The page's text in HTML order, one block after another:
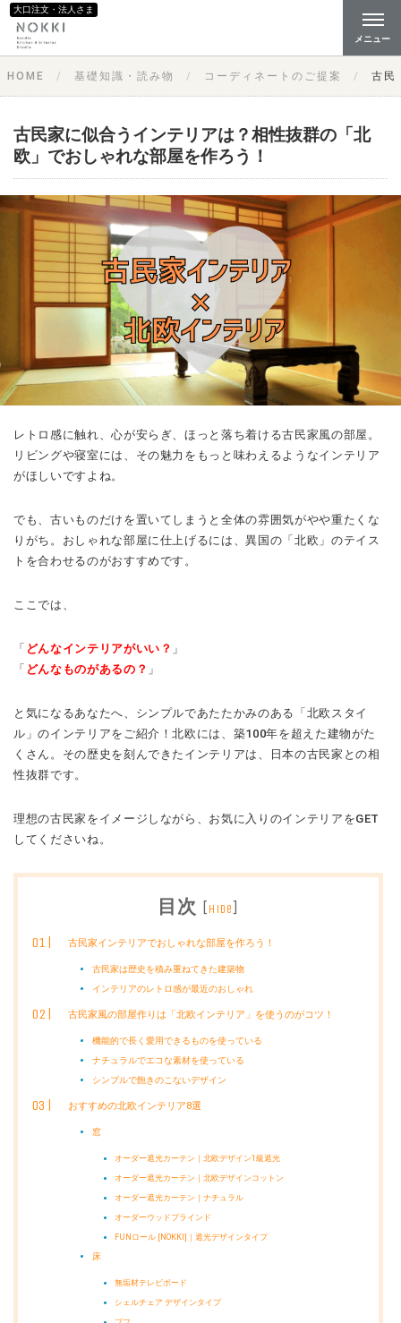
大口注文・法人さま
メニュー
HOME 基礎知識・読み物 コーディネートのご提案 古民
古民家に似合うインテリアは？相性抜群の「北
欧」でおしゃれな部屋を作ろう！
レトロ感に触れ、心が安らぎ、ほっと落ち着ける古民家風の部屋。
リビングや寝室には、その魅力をもっと味わえるようなインテリア
がほしいですよね。
でも、古いものだけを置いてしまうと全体の雰囲気がやや重たくな
りがち。おしゃれな部屋に仕上げるには、異国の「北欧」のテイス
トを合わせるのがおすすめです。
ここでは、
「 どんなインテリアがいい？ 」
「 どんなものがあるの？ 」
と気になるあなたへ、シンプルであたたかみのある「北欧スタイ
ル」のインテリアをご紹介！北欧には、築100年を超えた建物がた
くさん。その歴史を刻んできたインテリアは、日本の古民家との相
性抜群です。
理想の古民家をイメージしながら、お気に入りのインテリアをGET
してくださいね。
目次 [hide]
古民家インテリアでおしゃれな部屋を作ろう！
古民家は歴史を積み重ねてきた建築物
インテリアのレトロ感が最近のおしゃれ
古民家風の部屋作りは「北欧インテリア」を使うのがコツ！
機能的で長く愛用できるものを使っている
ナチュラルでエコな素材を使っている
シンプルで飽きのこないデザイン
おすすめの北欧インテリア8選
窓
オーダー遮光カーテン｜北欧デザイン1級遮光
オーダー遮光カーテン｜北欧デザインコットン
オーダー遮光カーテン｜ナチュラル
オーダーウッドブラインド
FUNロール [NOKKI]｜遮光デザインタイプ
床
無垢材テレビボード
シェルチェア デザインタイプ